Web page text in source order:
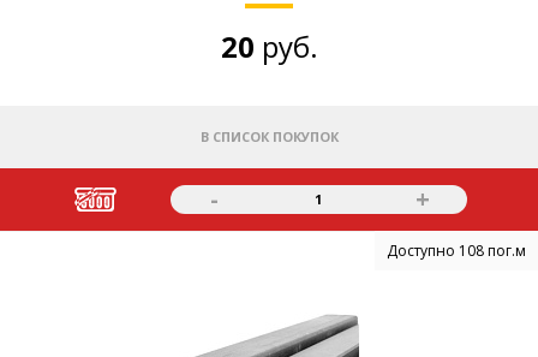
20 руб.
В СПИСОК ПОКУПОК
- 1 +
Доступно 108 пог.м